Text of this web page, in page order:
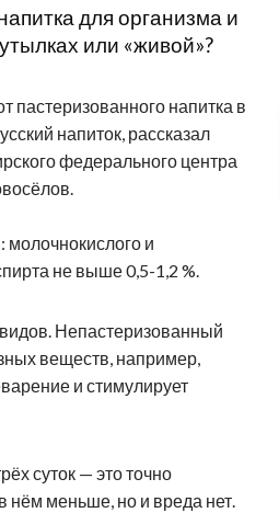
для организма и
или «живой»?
пастеризованного напитка в
напиток, рассказал
федерального центра
молочнокислого и
не выше 0,5-1,2 %.
Непастеризованный
веществ, например,
и стимулирует
суток — это точно
нём меньше, но и вреда нет.